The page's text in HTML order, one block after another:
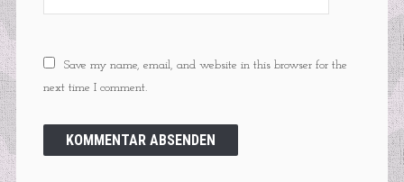
Save my name, email, and website in this browser for the
next time I comment.